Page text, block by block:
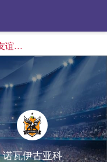
球会友谊直播
诺瓦伊古亚科